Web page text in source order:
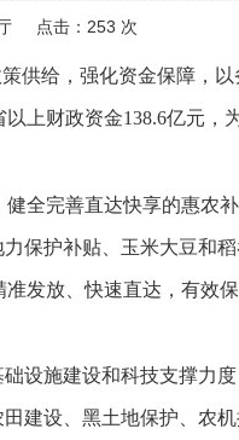
点击： 253 次
供给，强化资金保障，
上财政资金138.6亿元，
全完善直达快享的惠农
保护补贴、玉米大豆和
发放、快速直达，有效
设施建设和科技支撑力
建设、黑土地保护、农